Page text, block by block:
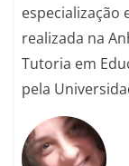
especialização
realizada na
Tutoria em
pela